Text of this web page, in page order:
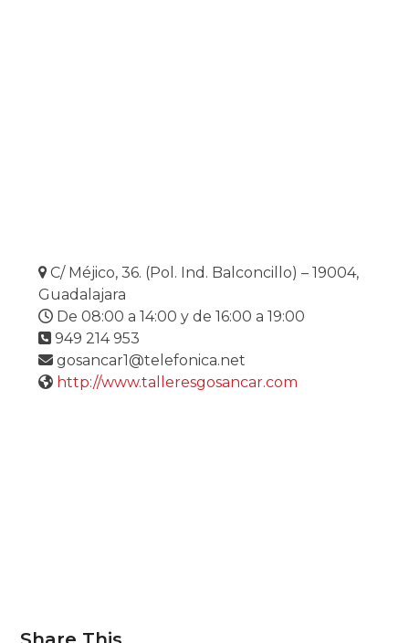
C/ Méjico, 36. (Pol. Ind. Balconcillo) – 19004,
Guadalajara
De 08:00 a 14:00 y de 16:00 a 19:00
949 214 953
gosancar1@telefonica.net
http://www.talleresgosancar.com